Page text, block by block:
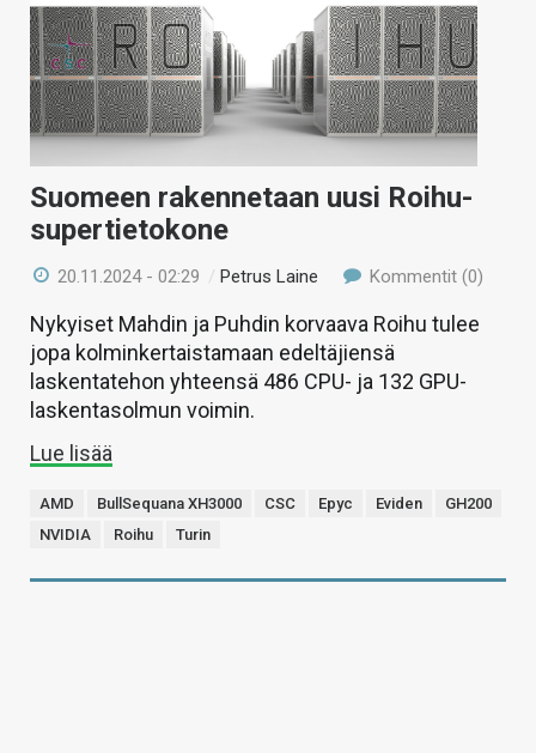
HINTA.FI
KAUPPA
VAIHDA TEEMA
HAKU
Suomeen rakennetaan uusi Roihu-
supertietokone
20.11.2024 - 02:29 /Petrus Laine Kommentit (0)
Nykyiset Mahdin ja Puhdin korvaava Roihu tulee
jopa kolminkertaistamaan edeltäjiensä
laskentatehon yhteensä 486 CPU- ja 132 GPU-
laskentasolmun voimin.
Lue lisää
AMD BullSequana XH3000 CSC Epyc Eviden
GH200
NVIDIA
Roihu Turin